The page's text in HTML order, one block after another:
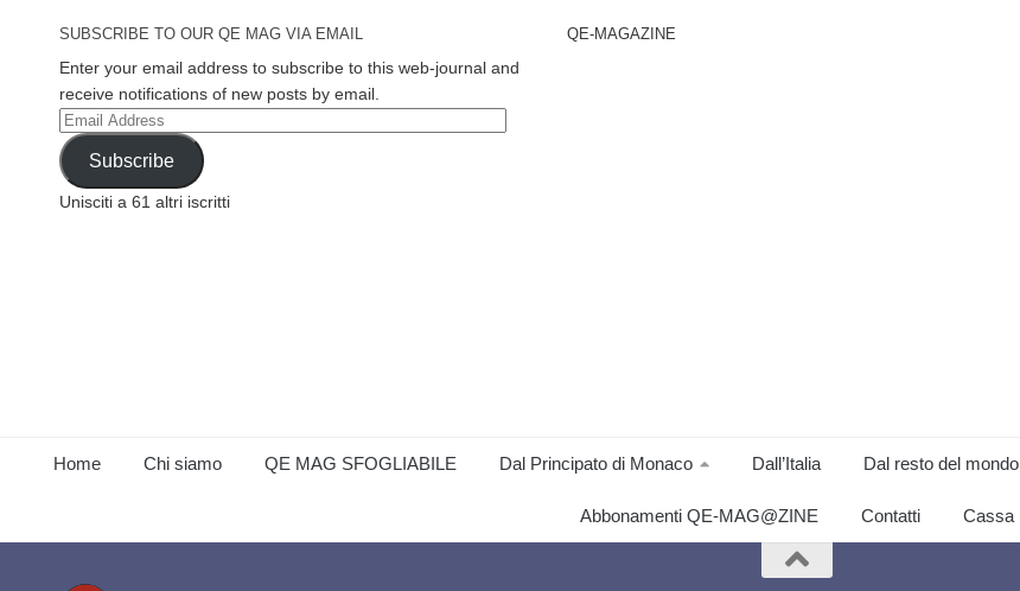
SUBSCRIBE TO OUR QE MAG VIA EMAIL
Enter your email address to subscribe to this web-journal and
receive notifications of new posts by email.
Email
Address
Subscribe
Unisciti a 61 altri iscritti
QE-MAGAZINE
Home Chi siamo QE MAG SFOGLIABILE Dal Principato di Monaco Dall’Italia Dal resto del mondo
Abbonamenti QE-MAG@ZINE Contatti Cassa